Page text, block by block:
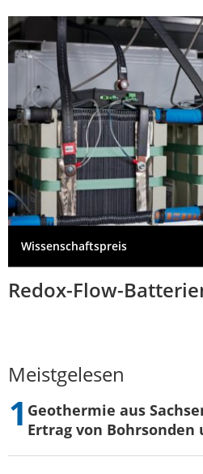
Wissenschaftspreis
Redox-Flow-
Meistgelesen
Geothermie aus
Ertrag von